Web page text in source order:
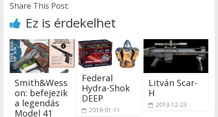
Share This Post:
Ez is érdekelhet
Smith&Wess
on: befejezik
a legendás
Model 41
Federal
Hydra-Shok
DEEP
2018-01-11
Litván Scar-
H
2013-12-23